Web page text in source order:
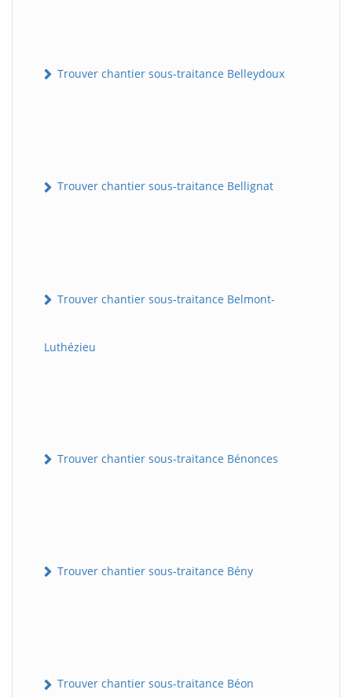
Trouver chantier sous-traitance Belleydoux
Trouver chantier sous-traitance Bellignat
Trouver chantier sous-traitance Belmont-
Luthézieu
Trouver chantier sous-traitance Bénonces
Trouver chantier sous-traitance Bény
Trouver chantier sous-traitance Béon